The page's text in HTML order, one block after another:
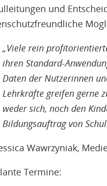
und
„Viele rein
ihren Standard-
Daten der Nutzerinnen
Lehrkräfte greifen gerne
weder sich, noch den
Bildungsauftrag von
Wawrzyniak,
Termine: